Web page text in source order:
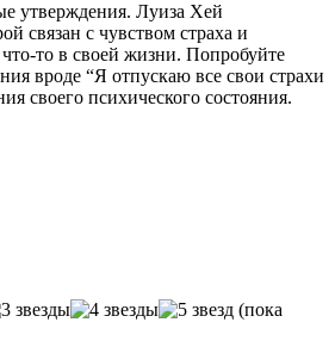
утверждения. Луиза Хей
связан с чувством страха и
то в своей жизни. Попробуйте
вроде “Я отпускаю все свои страхи
своего психического состояния.
(пока